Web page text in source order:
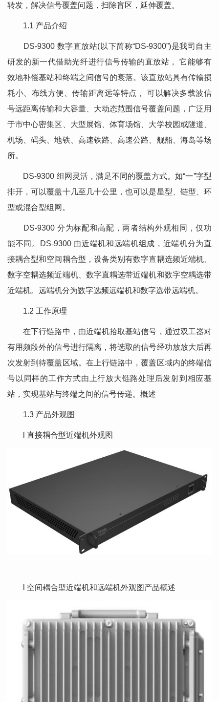
转发，解决信号覆盖问题，扫除盲区，延伸覆盖。
1.1 产品介绍
DS-9300 数字直放站(以下简称“DS-9300”)是我司自主
研发的新一代借助光纤进行信号传输的直放站， 它能够有
效地补偿基站和终端之间信号的衰落。该直放站具有传输损
耗小、布线方便、传输距离远等特点， 可以解决多载波信
号远距离传输和大容量、大动态范围信号覆盖问题，广泛用
于市中心密集区、大型展馆、体育场馆、大学校园或隧道、
机场、码头、地铁、高速铁路、高速公路、舰船、海岛等场
所。
DS-9300 组网灵活，满足不同的覆盖方式。如“一”字型
排开，可以覆盖十几至几十公里，也可以是星型、链型、环
型或混合型组网。
DS-9300 分为标配和高配，两者结构外观相同，仅功
能不同。DS-9300 由近端机和远端机组成，近端机分为直
接耦合型和空间耦合型，设备类别有数字直耦选频近端机、
数字空耦选频近端机、数字直耦选带近端机和数字空耦选带
近端机。远端机分为数字选频远端机和数字选带远端机。
1.2 工作原理
在下行链路中，由近端机拾取基站信号，通过双工器对
有用频段外的信号进行隔离，将选取的信号经功放放大后再
次发射到待覆盖区域。在上行链路中，覆盖区域内的终端信
号以同样的工作方式由上行放大链路处理后发射到相应基
站，实现基站与终端之间的信号传递。概述
1.3 产品外观图
l 直接耦合型近端机外观图
l 空间耦合型近端机和远端机外观图产品概述